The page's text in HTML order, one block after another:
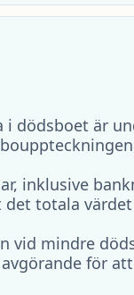
dödsboet är
inklusive
totala
vid mindre
för